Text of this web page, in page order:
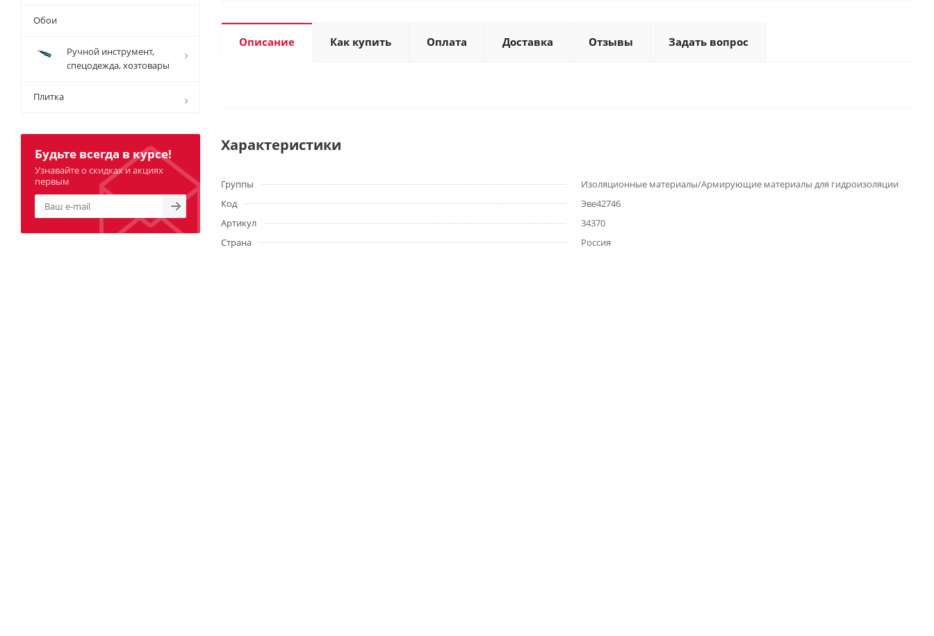
Описание Как купить Оплата Доставка Отзывы Задать вопрос
Характеристики
Группы
Изоляционные материалы/Армирующие материалы для гидроизоляции
Код
Эве42746
Артикул
34370
Страна
Россия
Обои
Ручной инструмент,
спецодежда, хозтовары
Плитка
Будьте всегда в курсе!
Узнавайте о скидках и акциях
первым